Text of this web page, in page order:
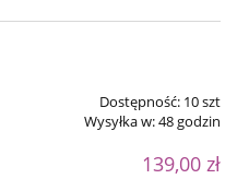
Dostępność: 10 szt
Wysyłka w:48 godzin
139,00 zł